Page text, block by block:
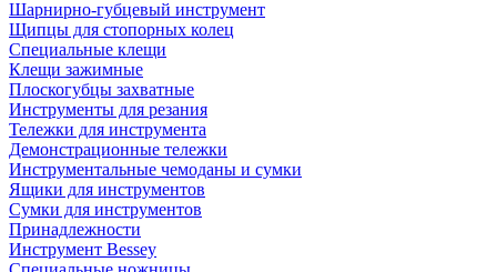
Шарнирно-губцевый инструмент
Щипцы для стопорных колец
Специальные клещи
Клещи зажимные
Плоскогубцы захватные
Инструменты для резания
Тележки для инструмента
Демонстрационные тележки
Инструментальные чемоданы и сумки
Ящики для инструментов
Сумки для инструментов
Принадлежности
Инструмент Bessey